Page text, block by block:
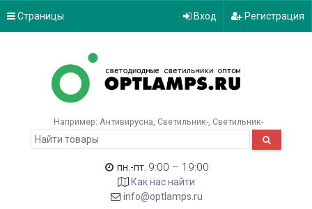
Страницы Вход Регистрация
Например: Антивирусна Светильник- Светильник-
пн.-пт. 9:00 – 19:00
Как нас найти
info@optlamps.ru